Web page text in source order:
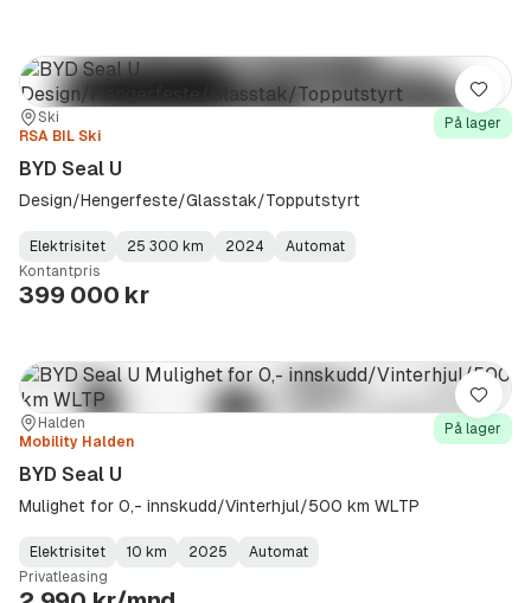
Sted:
Ski
Forhandler:
RSA BIL Ski
På lager
BYD Seal U
Design/Hengerfeste/Glasstak/Topputstyrt
Fuel
Type:
Elektrisitet
Kilometerstand:
25 300 km
Model
Year:
2024
Gearbox
Type:
Automat
Kontantpris
399 000 kr
Lagre
Sted:Halden
Forhandler:
Mobility Halden
På lager
BYD Seal U
Mulighet for 0,- innskudd/Vinterhjul/500 km WLTP
Fuel
Type:
Elektrisitet
Kilometerstand:
10 km
Model
Year:
2025
Gearbox
Type:
Automat
Privatleasing
Lagre